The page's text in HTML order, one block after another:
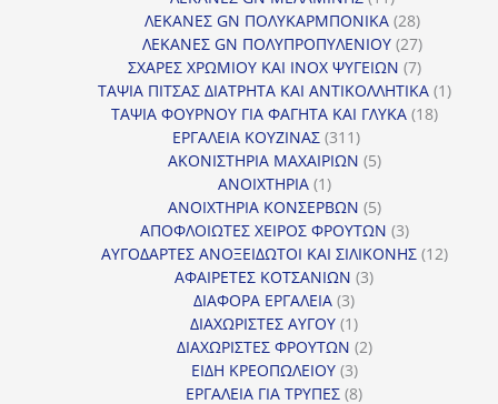
προϊόντα
ΛΕΚΑΝΕΣ GN ΠΟΛΥΚΑΡΜΠΟΝΙΚΑ 2828
προϊόντα
ΛΕΚΑΝΕΣ GN ΠΟΛΥΠΡΟΠΥΛΕΝΙΟΥ 2727
προϊόντα
ΣΧΑΡΕΣ ΧΡΩΜΙΟΥ ΚΑΙ INOX ΨΥΓΕΙΩΝ 77
προϊόντα
ΤΑΨΙΑ ΠΙΤΣΑΣ ΔΙΑΤΡΗΤΑ ΚΑΙ ΑΝΤΙΚΟΛΛΗΤΙΚΑ 11
ΤΑΨΙΑ ΦΟΥΡΝΟΥ ΓΙΑ ΦΑΓΗΤΑ ΚΑΙ ΓΛΥΚΑ 1818
ΕΡΓΑΛΕΙΑ ΚΟΥΖΙΝΑΣ 311311
προϊόντα
ΑΚΟΝΙΣΤΗΡΙΑ ΜΑΧΑΙΡΙΩΝ 55
ΑΝΟΙΧΤΗΡΙΑ 11
προϊόν
ΑΝΟΙΧΤΗΡΙΑ ΚΟΝΣΕΡΒΩΝ 55
προϊόντα
ΑΠΟΦΛΟΙΩΤΕΣ ΧΕΙΡΟΣ ΦΡΟΥΤΩΝ 33
προϊόντα
ΑΥΓΟΔΑΡΤΕΣ ΑΝΟΞΕΙΔΩΤΟΙ ΚΑΙ ΣΙΛΙΚΟΝΗΣ 1212
ΑΦΑΙΡΕΤΕΣ ΚΟΤΣΑΝΙΩΝ 33
ΔΙΑΦΟΡΑ ΕΡΓΑΛΕΙΑ 33
προϊόντα
ΔΙΑΧΩΡΙΣΤΕΣ ΑΥΓΟΥ 11
προϊόν
ΔΙΑΧΩΡΙΣΤΕΣ ΦΡΟΥΤΩΝ 22
ΕΙΔΗ ΚΡΕΟΠΩΛΕΙΟΥ 33
προϊόντα
ΕΡΓΑΛΕΙΑ ΓΙΑ ΤΡΥΠΕΣ 88